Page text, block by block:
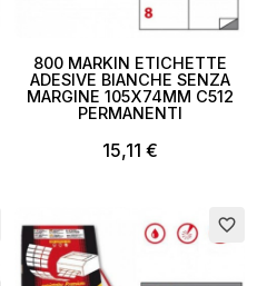
800 MARKIN ETICHETTE
ADESIVE BIANCHE SENZA
MARGINE 105X74MM C512
PERMANENTI
15,11 €
favorite_border